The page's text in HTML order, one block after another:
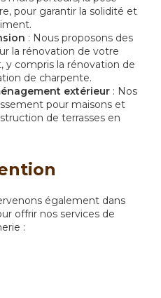
pour garantir la solidité et
: Nous proposons des
la rénovation de votre
y compris la rénovation de
de charpente.
extérieur : Nos
pour maisons et
de terrasses en
également dans
offrir nos services de
: